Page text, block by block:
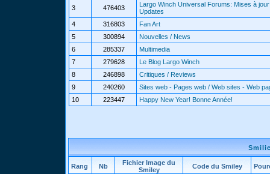
3 476403
Largo Winch Universal Forums: Mises à
Updates
4
316803
Fan Art
5
300894
Nouvelles / News
6
285337
Multimedia
7
279628
Le Blog Largo Winch
8
246898
Critiques / Reviews
9
240260
Sites web - Pages web / Web sites - Web
10
223447 Happy New Year! Bonne Année!
Rang Nb
Fichier Image du
Smiley
Code du Smiley